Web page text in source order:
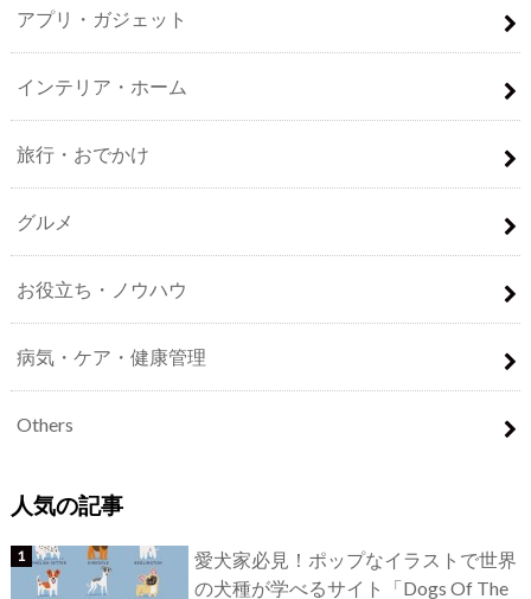
アプリ・ガジェット
インテリア・ホーム
旅行・おでかけ
グルメ
お役立ち・ノウハウ
病気・ケア・健康管理
Others
人気の記事
愛犬家必見！ポップなイラストで世界
の犬種が学べるサイト「Dogs Of The